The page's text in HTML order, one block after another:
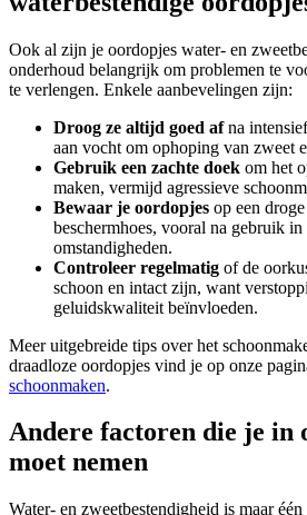
Ook al zijn je oordopjes water- en
onderhoud belangrijk om problemen te
te verlengen. Enkele aanbevelingen zijn:
Droog ze altijd goed afna
aan vocht om ophoping van zweet
Gebruik een zachte doek om het
maken, vermijd agressieve
Bewaar je oordopjes op een
beschermhoes, vooral na gebruik
omstandigheden.
Controleer regelmatig of de
schoon en intact zijn, want
geluidskwaliteit beïnvloeden.
Meer uitgebreide tips over het
draadloze oordopjes vind je op onze
schoonmaken.
Andere factoren die je in
moet nemen
Water- en zweetbestendigheid is maar